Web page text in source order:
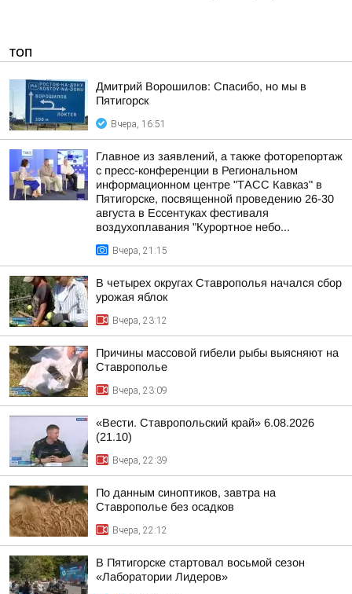
ТОП
Дмитрий Ворошилов: Спасибо, но мы в
Пятигорск
Вчера, 16:51
Главное из заявлений, а также фоторепортаж
с пресс-конференции в Региональном
информационном центре "ТАСС Кавказ" в
Пятигорске, посвященной проведению 26-30
августа в Ессентуках фестиваля
воздухоплавания "Курортное небо...
Вчера, 21:15
В четырех округах Ставрополья начался сбор
урожая яблок
Вчера, 23:12
Причины массовой гибели рыбы выясняют на
Ставрополье
Вчера, 23:09
«Вести. Ставропольский край» 6.08.2026
(21.10)
Вчера, 22:39
По данным синоптиков, завтра на
Ставрополье без осадков
Вчера, 22:12
В Пятигорске стартовал восьмой сезон
«Лаборатории Лидеров»